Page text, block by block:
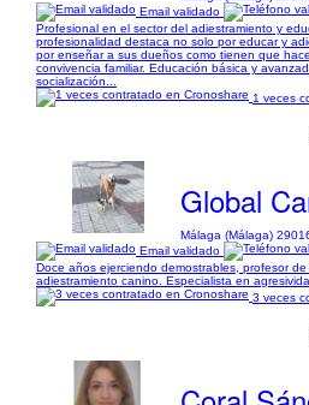
Email validado
Profesional en el sector del adiestramiento y
profesionalidad destaca no solo por educar y
por enseñar a sus dueños como tienen que
convivencia familiar. Educación básica y
socialización...
1 veces
Global
Málaga (Málaga)
Email validado
Doce años ejerciendo demostrables, profesor
adiestramiento canino. Especialista en
3 veces